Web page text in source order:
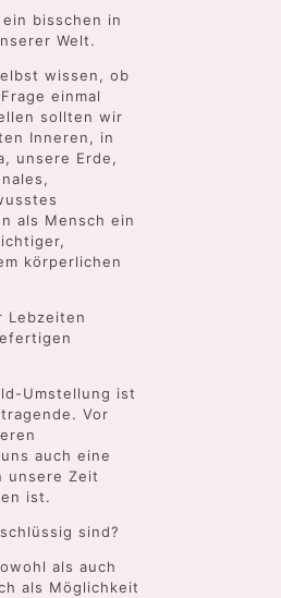
bisschen in
Welt.
wissen, ob
einmal
sollten wir
Inneren, in
unsere Erde,
als Mensch ein
körperlichen
Lebzeiten
Umstellung ist
Vor
auch eine
unsere Zeit
ist.
sind?
als auch
als Möglichkeit